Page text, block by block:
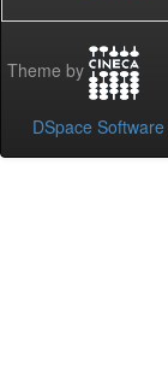
Theme by
DSpace Software